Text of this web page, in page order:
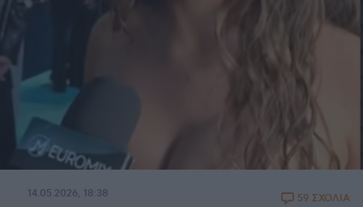
14.05.2026, 18:38 59 ΣΧΟΛΙΑ